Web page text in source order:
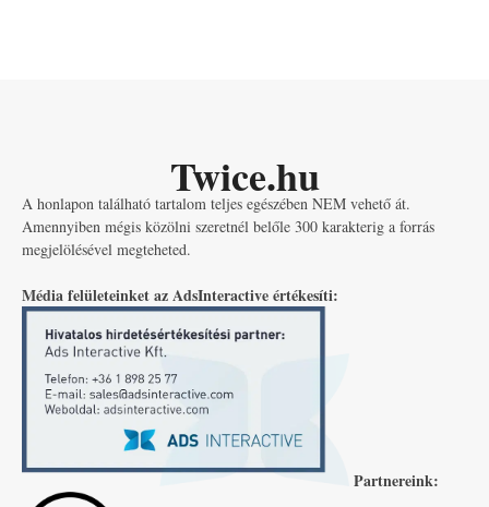
Twice.hu
A honlapon található tartalom teljes egészében NEM vehető át.
Amennyiben mégis közölni szeretnél belőle 300 karakterig a forrás
megjelölésével megteheted.
Média felületeinket az AdsInteractive értékesíti:
Partnereink: